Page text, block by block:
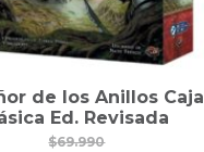
de los Anillos Caja
Ed. Revisada
$69.990